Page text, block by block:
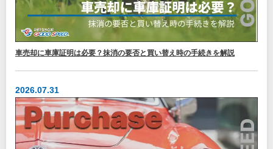
車売却に車庫証明は必要？抹消の要否と買い替え時の手続きを解説
2026.07.31